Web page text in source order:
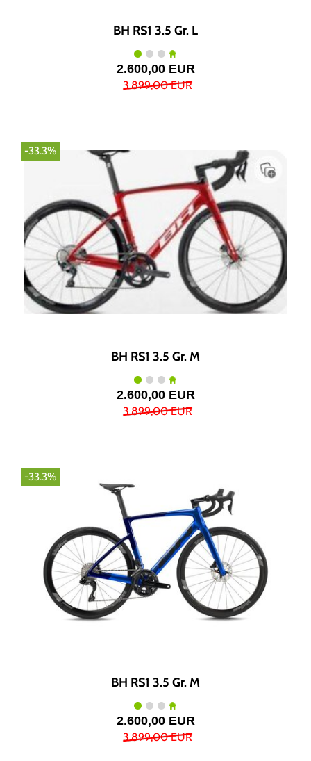
BH RS1 3.5 Gr. L
2.600,00 EUR
3.899,00 EUR
-33.3%
BH RS1 3.5 Gr. M
2.600,00 EUR
3.899,00 EUR
-33.3%
BH RS1 3.5 Gr. M
2.600,00 EUR
3.899,00 EUR